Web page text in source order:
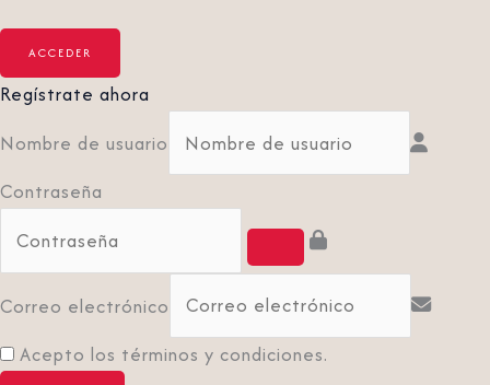
Regístrate ahora
Nombre de usuario
Contraseña
Correo electrónico
Acepto los términos y condiciones.